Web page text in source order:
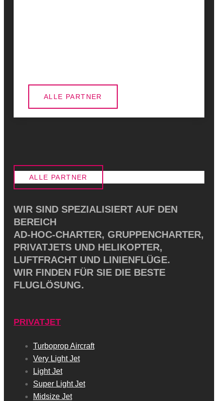
ALLE PARTNER
ALLE PARTNER
WIR SIND SPEZIALISIERT AUF DEN
BEREICH
AD-HOC-CHARTER, GRUPPENCHARTER,
PRIVATJETS UND HELIKOPTER,
LUFTFRACHT UND LINIENFLÜGE.
WIR FINDEN FÜR SIE DIE BESTE
FLUGLÖSUNG.
PRIVATJET
Turboprop Aircraft
Very Light Jet
Light Jet
Super Light Jet
Midsize Jet